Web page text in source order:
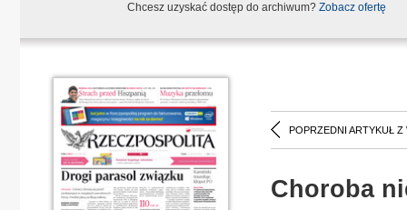
Chcesz uzyskać dostęp do archiwum? Zobacz ofertę
POPRZEDNI ARTYKUŁ Z
Choroba